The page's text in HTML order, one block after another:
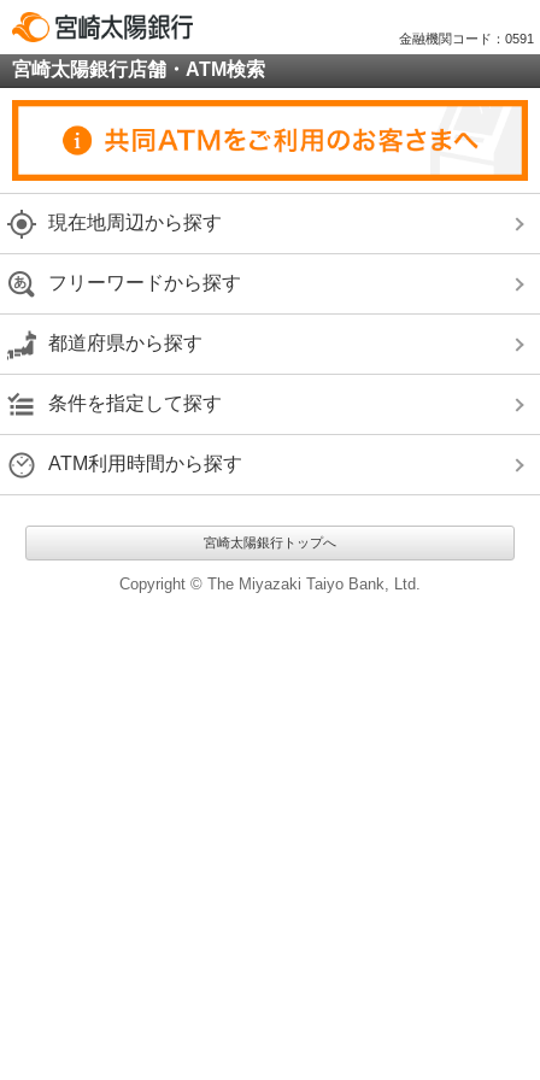
金融機関コード：0591
宮崎太陽銀行店舗・ATM検索
現在地周辺から探す
フリーワードから探す
都道府県から探す
条件を指定して探す
ATM利用時間から探す
宮崎太陽銀行トップへ
Copyright © The Miyazaki Taiyo Bank, Ltd.